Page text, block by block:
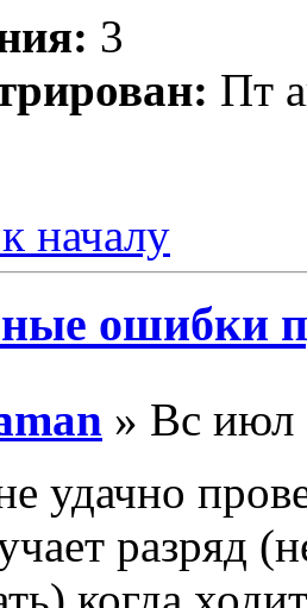
3
Пт
началу
ошибки
» Вс июл
удачно
разряд